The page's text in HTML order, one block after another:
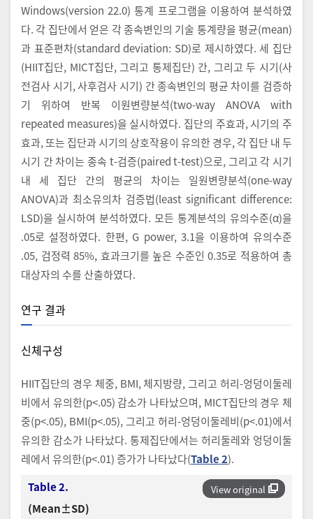
Windows(version 22.0) 통계 프로그램을 이용하여 분석하였
다. 각 집단에서 얻은 각 종속변인의 기술 통계량을 평균(mean)
과 표준편차(standard deviation: SD)로 제시하였다. 세 집단
(HIIT집단, MICT집단, 그리고 통제집단) 간, 그리고 두 시기(사
전검사 시기, 사후검사 시기) 간 종속변인의 평균 차이를 검증하
기 위하여 반복 이원변량분석(two-way ANOVA with
repeated measures)을 실시하였다. 집단의 주효과, 시기의 주
효과, 또는 집단과 시기의 상호작용이 유의한 경우, 각 집단 내 두
시기 간 차이는 종속 t-검증(paired t-test)으로, 그리고 각 시기
내 세 집단 간의 평균의 차이는 일원변량분석(one-way
ANOVA)과 최소유의차 검증법(least significant difference:
LSD)을 실시하여 분석하였다. 모든 통계분석의 유의수준(α)을
.05로 설정하였다. 한편, G power, 3.1을 이용하여 유의수준
.05, 검정력 85%, 효과크기를 높은 수준인 0.35로 적용하여 총
대상자의 수를 산출하였다.
연구 결과
신체구성
HIIT집단의 경우 체중, BMI, 체지방량, 그리고 허리-엉덩이둘레
비에서 유의한(p<.05) 감소가 나타났으며, MICT집단의 경우 체
중(p<.05), BMI(p<.05), 그리고 허리-엉덩이둘레비(p<.01)에서
유의한 감소가 나타났다. 통제집단에서는 허리둘레와 엉덩이둘
레에서 유의한(p<.01) 증가가 나타났다(Table 2).
View original
Table 2.
(Mean±SD)